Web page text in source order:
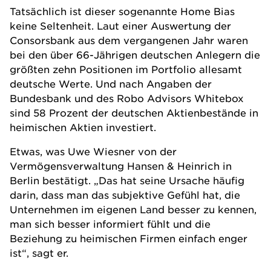
Tatsächlich ist dieser sogenannte Home Bias
keine Seltenheit. Laut einer Auswertung der
Consorsbank aus dem vergangenen Jahr waren
bei den über 66-Jährigen deutschen Anlegern die
größten zehn Positionen im Portfolio allesamt
deutsche Werte. Und nach Angaben der
Bundesbank und des Robo Advisors Whitebox
sind 58 Prozent der deutschen Aktienbestände in
heimischen Aktien investiert.
Etwas, was Uwe Wiesner von der
Vermögensverwaltung Hansen & Heinrich in
Berlin bestätigt. „Das hat seine Ursache häufig
darin, dass man das subjektive Gefühl hat, die
Unternehmen im eigenen Land besser zu kennen,
man sich besser informiert fühlt und die
Beziehung zu heimischen Firmen einfach enger
ist“, sagt er.